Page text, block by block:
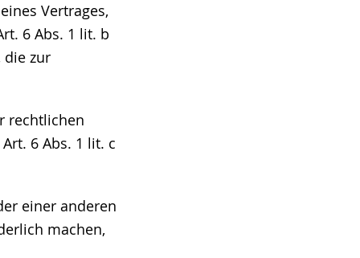
Vertrages,
6 Abs. 1 lit. b
die zur
rechtlichen
6 Abs. 1 lit. c
einer anderen
machen,